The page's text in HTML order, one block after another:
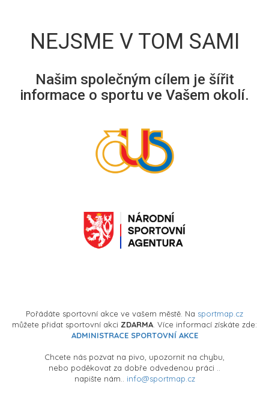
NEJSME V TOM SAMI
Našim společným cílem je šířit
informace o sportu ve Vašem okolí.
Pořádáte sportovní akce ve vašem městě. Na sportmap.cz
můžete přidat sportovní akci ZDARMA . Více informací získáte zde:
ADMINISTRACE SPORTOVNÍ AKCE
Chcete nás pozvat na pivo, upozornit na chybu,
nebo poděkovat za dobře odvedenou práci ..
napište nám.. info@sportmap.cz